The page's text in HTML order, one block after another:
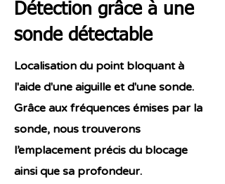
Détection grâce à une
sonde détectable
Localisation du point bloquant à
l'aide d'une aiguille et d'une sonde.
Grâce aux fréquences émises par la
sonde, nous trouverons
l’emplacement précis du blocage
ainsi que sa profondeur.